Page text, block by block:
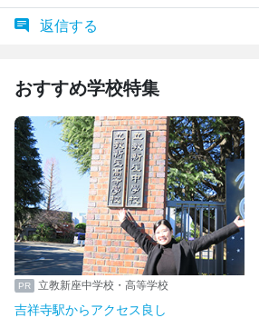
返信する
おすすめ学校特集
立教新座中学校・高等学校
吉祥寺駅からアクセス良し